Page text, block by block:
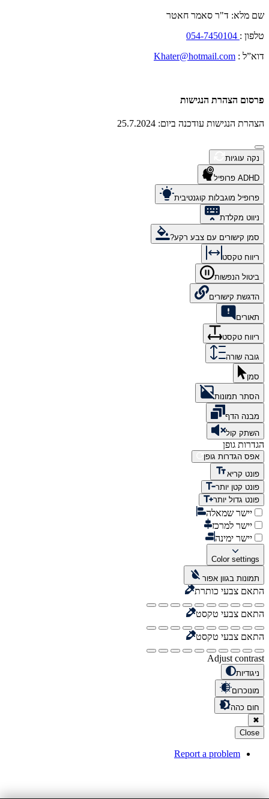
שם מלא: ד"ר סאמר חאטר
טלפון :
דוא”ל : Khater@hotmail.com
פרסום הצהרת הנגישות
הצהרת הנגישות עודכנה ביום: 25.7.2024
נקה עוגיות
ADHD פרופיל
פרופיל מוגבלות קוגנטיבית
ניווט מקלדת
סמן קישורים עם צבע רקע?
ריווח טקסט
ביטול הנפשות
הדגשת קישורים
תאורים
ריווח טקסט
גובה שורה
סמן
הסתר תמונות
מבנה הדף
השתק קול
הגדרות גופן
אפס הגדרות גופן
פונט קריא
פונט קטן יותר
פונט גדול יותר
יישר שמאלה
יישר למרכז
יישר ימינה
Color settings
תמונות בגוון אפור
התאם צבעי כותרת
התאם צבעי טקסט
התאם צבעי טקסט
Adjust contrast
ניגודיות
מונוכרום
חום כהה
✖
Close
Report a problem